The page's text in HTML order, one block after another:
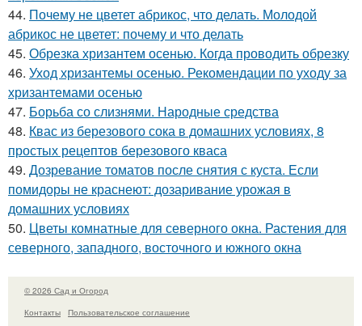
44. Почему не цветет абрикос, что делать. Молодой
абрикос не цветет: почему и что делать
45. Обрезка хризантем осенью. Когда проводить обрезку
46. Уход хризантемы осенью. Рекомендации по уходу за
хризантемами осенью
47. Борьба со слизнями. Народные средства
48. Квас из березового сока в домашних условиях, 8
простых рецептов березового кваса
49. Дозревание томатов после снятия с куста. Если
помидоры не краснеют: дозаривание урожая в
домашних условиях
50. Цветы комнатные для северного окна. Растения для
северного, западного, восточного и южного окна
© 2026 Сад и Огород
Контакты
Пользовательское соглашение